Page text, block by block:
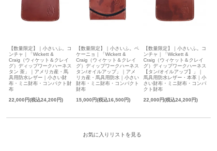
【数量限定】｜小さいふ。コ
ンチャ｜「Wickett &
Craig（ウィケット＆クレイ
グ）ディップワークハーネス
タン 茶」｜アメリカ産・馬
具用防水レザー｜小さい財
布・ミニ財布・コンパクト財
布
22,000円(税込24,200円)
【数量限定】｜小さいふ。ペ
ケーニョ｜「Wickett &
Craig（ウィケット＆クレイ
グ）ディップワークハーネス
タン/オイルアップ」｜アメ
リカ産・馬具用防水｜小さい
財布・ミニ財布・コンパクト
財布
15,000円(税込16,500円)
【数量限定】｜小さいふ。コ
ンチャ｜「Wickett &
Craig（ウィケット＆クレイ
グ）ディップワークハーネス
【タン/オイルアップ】」｜
馬具用防水レザー・本革｜小
さい財布・ミニ財布・コンパ
クト財布
22,000円(税込24,200円)
お気に入りリストを見る